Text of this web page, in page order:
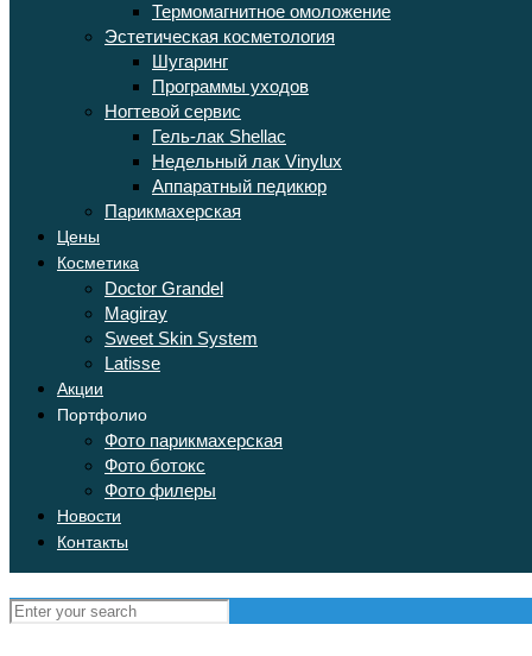
Термомагнитное омоложение
Эстетическая косметология
Шугаринг
Программы уходов
Ногтевой сервис
Гель-лак Shellac
Недельный лак Vinylux
Аппаратный педикюр
Парикмахерская
Цены
Косметика
Doctor Grandel
Magiray
Sweet Skin System
Latisse
Акции
Портфолио
Фото парикмахерская
Фото ботокс
Фото филеры
Новости
Контакты